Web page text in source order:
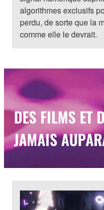
algorithmes exclusifs
perdu, de sorte que la
comme elle le devrait.
DES FILMS ET
JAMAIS